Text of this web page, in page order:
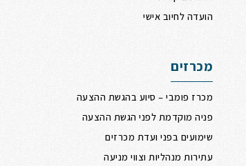
הועדה לחיוב אישי
מכרזים
מכרז פומבי – סיוע בהגשת ההצעה
פניה מוקדמת לפני הגשת ההצעה
שימועים בפני ועדת מכרזים
עתירות מנהליות וצווי מניעה